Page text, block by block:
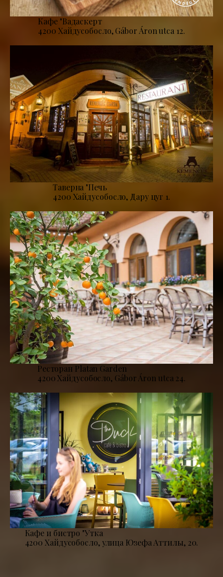
Кафе "Вадаскерт
4200 Хайдусобосло, Gábor Áron utca 12.
Таверна "Печь
4200 Хайдусобосло, Дару цуг 1.
Ресторан Platan Garden
4200 Хайдусобосло, Gábor Áron utca 24.
Кафе и бистро "Утка
4200 Хайдусобосло, улица Юзефа Аттилы, 20.